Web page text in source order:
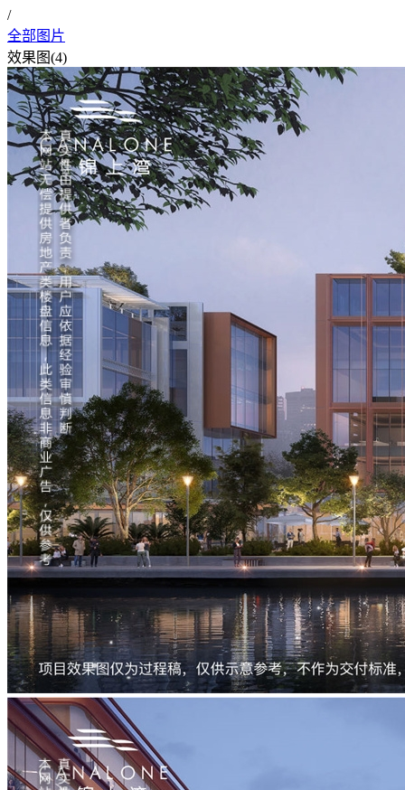
/
全部图片
效果图(4)